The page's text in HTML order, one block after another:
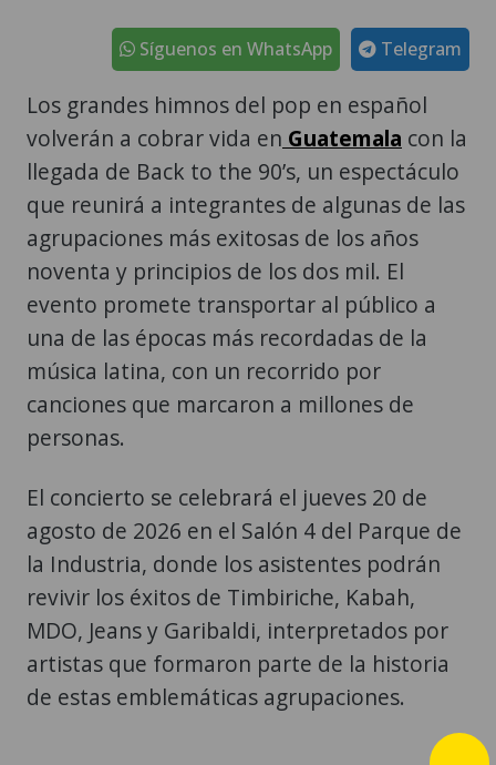
Telegram
Síguenos en WhatsApp
Los grandes himnos del pop en español
volverán a cobrar vida en Guatemala con la
llegada de Back to the 90’s, un espectáculo
que reunirá a integrantes de algunas de las
agrupaciones más exitosas de los años
noventa y principios de los dos mil. El
evento promete transportar al público a
una de las épocas más recordadas de la
música latina, con un recorrido por
canciones que marcaron a millones de
personas.
El concierto se celebrará el jueves 20 de
agosto de 2026 en el Salón 4 del Parque de
la Industria, donde los asistentes podrán
revivir los éxitos de Timbiriche, Kabah,
MDO, Jeans y Garibaldi, interpretados por
artistas que formaron parte de la historia
de estas emblemáticas agrupaciones.